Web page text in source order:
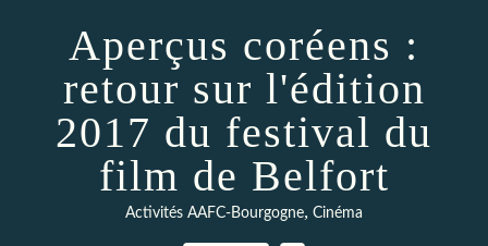
Aperçus coréens :
retour sur l'édition
2017 du festival du
film de Belfort
Activités AAFC-Bourgogne, Cinéma